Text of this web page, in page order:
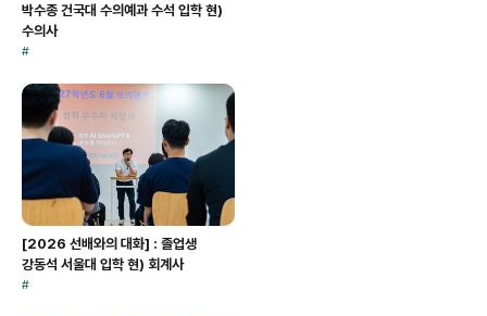
박수종 건국대 수의예과 수석 입학 현)
수의사
#
[2026 선배와의 대화] : 졸업생
강동석 서울대 입학 현) 회계사
#